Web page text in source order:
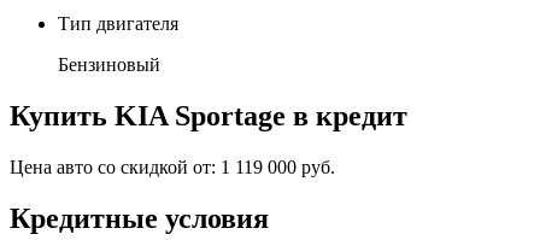
Тип двигателя
Бензиновый
Купить KIA Sportage в кредит
Цена авто со скидкой от: 1 119 000 руб.
Кредитные условия